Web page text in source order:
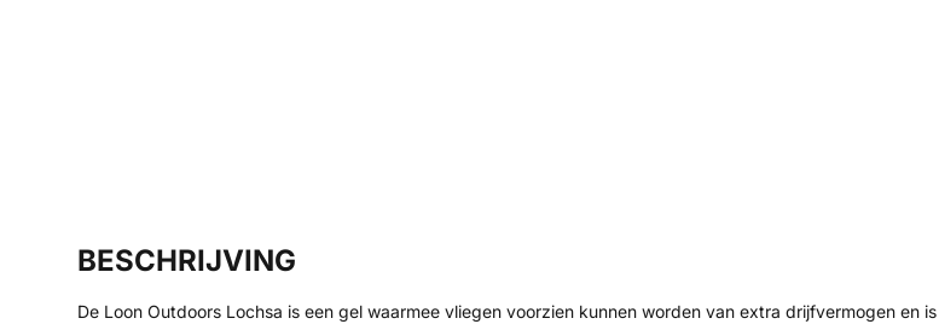
BESCHRIJVING
De Loon Outdoors Lochsa is een gel waarmee vliegen voorzien kunnen worden van extra drijfvermogen en